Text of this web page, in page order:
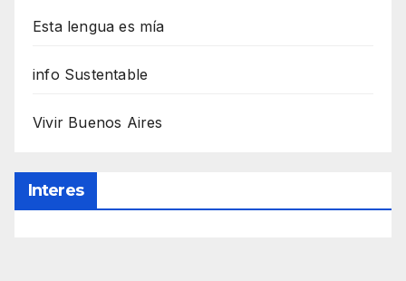
Esta lengua es mía
info Sustentable
Vivir Buenos Aires
Interes